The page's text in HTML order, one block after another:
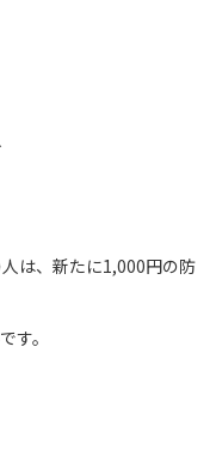
は、新たに1,000円の防
す。